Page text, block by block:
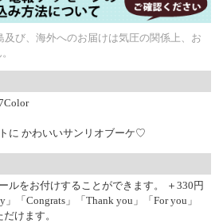
び、海外へのお届けは気圧の関係上、お
に かわいいサンリオブーケ♡
ルをお付けすることができます。 ＋330円
「Congrats」「Thank you」「For you」
けます。